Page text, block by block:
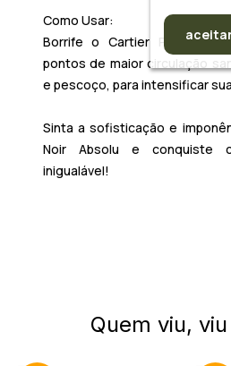
Como Usar:
Borrife oCartier Pasha
pontos de maior circulação
e pescoço, para intensificar
Sinta a sofisticação e
Noir Absolu e conquiste
inigualável!
Quem viu,